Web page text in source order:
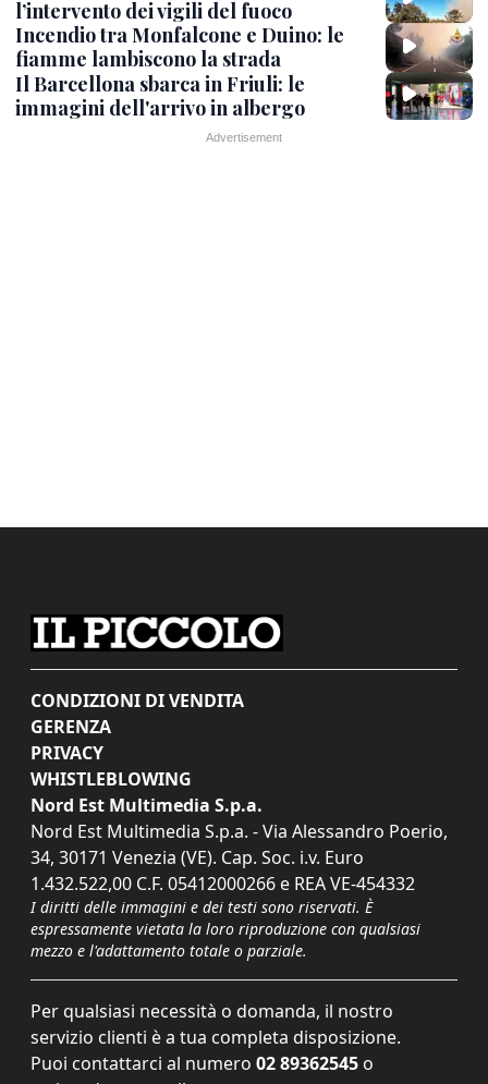
l’intervento dei vigili del fuoco
Incendio tra Monfalcone e Duino: le
fiamme lambiscono la strada
Il Barcellona sbarca in Friuli: le
immagini dell'arrivo in albergo
CONDIZIONI DI VENDITA
GERENZA
PRIVACY
WHISTLEBLOWING
Nord Est Multimedia S.p.a.
Nord Est Multimedia S.p.a. - Via Alessandro Poerio,
34, 30171 Venezia (VE). Cap. Soc. i.v. Euro
1.432.522,00 C.F. 05412000266 e REA VE-454332
I diritti delle immagini e dei testi sono riservati. È
espressamente vietata la loro riproduzione con qualsiasi
mezzo e l'adattamento totale o parziale.
Per qualsiasi necessità o domanda, il nostro
servizio clienti è a tua completa disposizione.
Puoi contattarci al numero 02 89362545 o